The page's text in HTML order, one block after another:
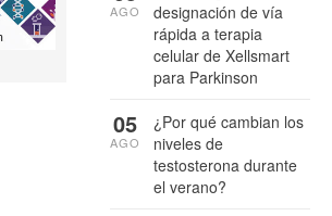
designación de vía
rápida a terapia
celular de Xellsmart
para Parkinson
AGO
¿Por qué cambian los
niveles de
testosterona durante
el verano?
05
AGO